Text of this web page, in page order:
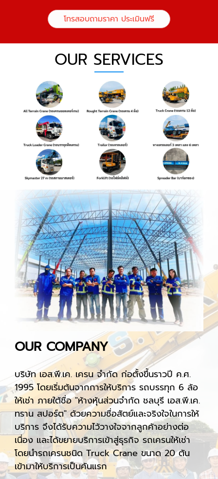
โทรสอบถามราคา ประเมินฟรี
OUR SERVICES
OUR COMPANY
บริษัท เอส.พี.เค. เครน จำกัด ก่อตั้งขึ้นราวปี ค.ศ.
1995 โดยเริ่มต้นจากการให้บริการ รถบรรทุก 6 ล้อ
ให้เช่า ภายใต้ชื่อ "ห้างหุ้นส่วนจำกัด ชลบุรี เอส.พี.เค.
ทราน สปอร์ต" ด้วยความซื่อสัตย์และจริงใจในการให้
บริการ จึงได้รับความไว้วางใจจากลูกค้าอย่างต่อ
เนื่อง และได้ขยายบริการเข้าสู่ธุรกิจ รถเครนให้เช่า
โดยนำรถเครนชนิด Truck Crane ขนาด 20 ตัน
เข้ามาให้บริการเป็นคันแรก